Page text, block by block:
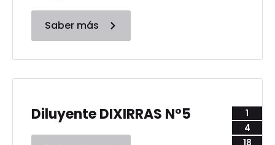
Saber más
1
4
18
Diluyente DIXIRRAS N°5